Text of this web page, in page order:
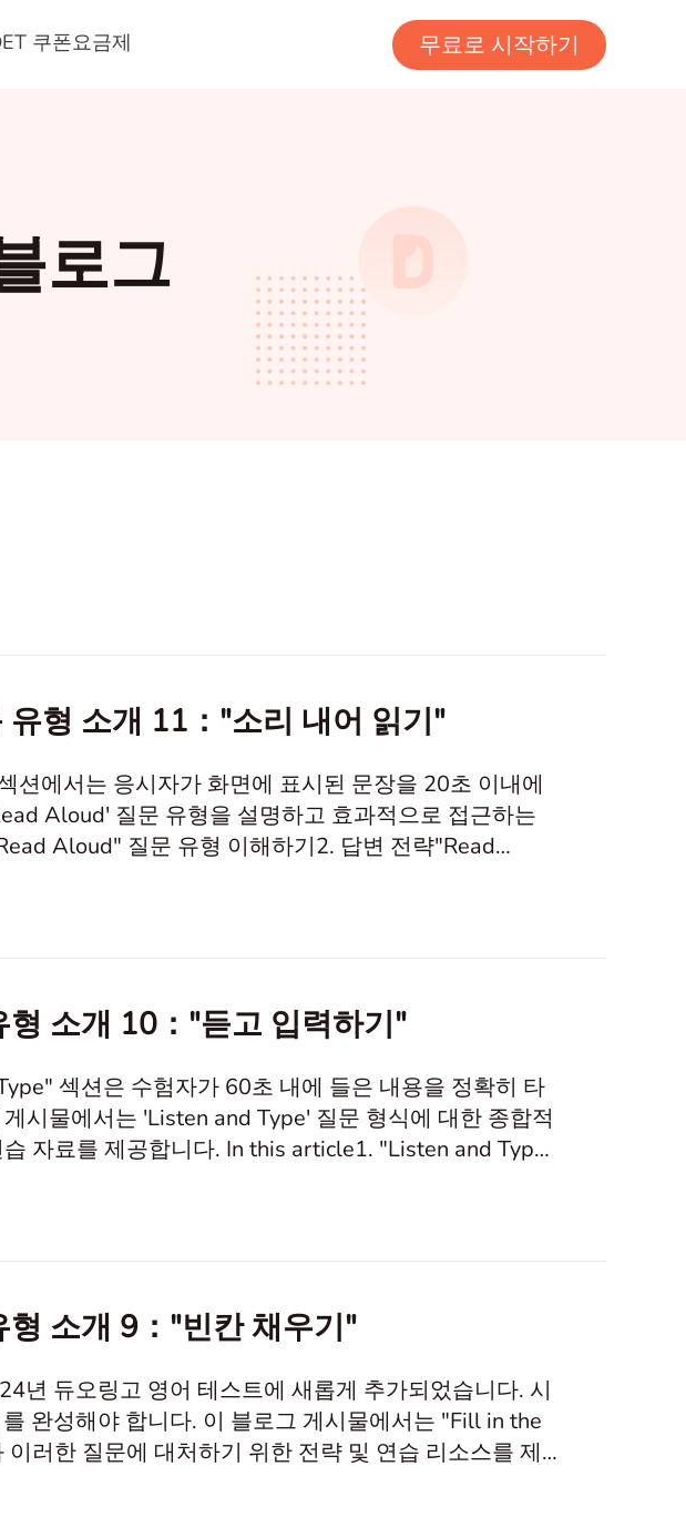
쿠폰요금제 무료로 시작하기
로그
형 소개 11："소리 내어 읽기"
션에서는 응시자가 화면에 표시된 문장을 20초 이내에
Aloud' 질문 유형을 설명하고 효과적으로 접근하는
Aloud" 질문 유형 이해하기2. 답변 전략"Read
평가합니다. 화면에 표시된 한두 문장을 20초 내에 읽
소개 10："듣고 입력하기"
섹션은 수험자가 60초 내에 들은 내용을 정확히 타
시물에서는 'Listen and Type' 질문 형식에 대한 종합적
자료를 제공합니다. In this article1. "Listen and Type"
어 테스트(DET)에서 수
소개 9："빈칸 채우기"
년 듀오링고 영어 테스트에 새롭게 추가되었습니다. 시
완성해야 합니다. 이 블로그 게시물에서는 "Fill in the
러한 질문에 대처하기 위한 전략 및 연습 리소스를 제
기 새로 도입된 "